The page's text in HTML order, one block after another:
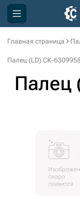
Главная страница
Палец (LD) СК-
Палец
Компания
Доставка и оплата
3D тур по
3D тур по складам